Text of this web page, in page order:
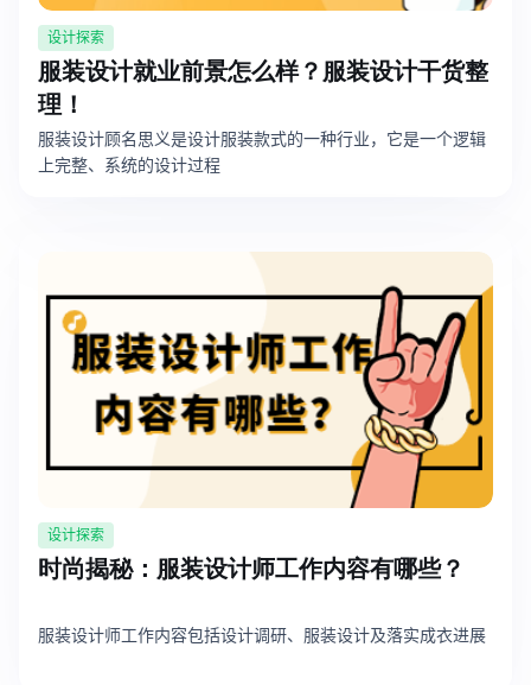
设计探索
服装设计就业前景怎么样？服装设计干货整
理！
服装设计顾名思义是设计服装款式的一种行业，它是一个逻辑
上完整、系统的设计过程
设计探索
时尚揭秘：服装设计师工作内容有哪些？
服装设计师工作内容包括设计调研、服装设计及落实成衣进展